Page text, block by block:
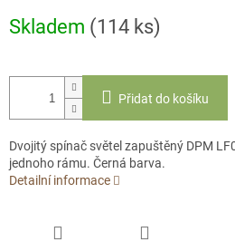
cena:
Skladem (114 ks)
Přidat do košíku
Dvojitý spínač světel zapuštěný DPM
jednoho rámu. Černá barva.
Detailní informace